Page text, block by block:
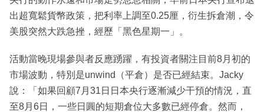
出超寬鬆貨幣政策，把利率上調至0.25厘，衍生拆倉潮，令
美股突然大跌急挫，經歷「黑色星期一」。
活動當晚現場參與者反應踴躍，有投資者關注目前8月初的
市場波動，特別是unwind（平倉）是否已經結束。Jacky
說：「如果回顧7月31日日本央行逐漸減少干預的情況，直
至8月6日，一些日圓的短期倉位大多數已經停倉。然而，